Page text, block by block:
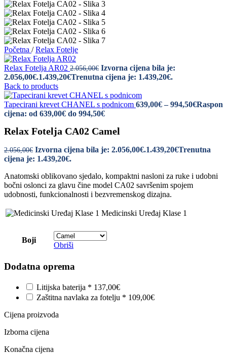
Početna / Relax Fotelje
Relax Fotelja AR02 2.056,00€ Izvorna cijena bila je:
2.056,00€.1.439,20€Trenutna cijena je: 1.439,20€.
Back to products
Tapecirani krevet CHANEL s podnicom 639,00€ – 994,50€Raspon
cijena: od 639,00€ do 994,50€
Relax Fotelja CA02 Camel
2.056,00€ Izvorna cijena bila je: 2.056,00€.1.439,20€Trenutna
cijena je: 1.439,20€.
Anatomski oblikovano sjedalo, kompaktni nasloni za ruke i udobni
bočni oslonci za glavu čine model CA02 savršenim spojem
udobnosti, funkcionalnosti i bezvremenskog dizajna.
Medicinski Uređaj Klase 1
Boji
Obriši
Dodatna oprema
Litijska baterija * 137,00€
Zaštitna navlaka za fotelju * 109,00€
Cijena proizvoda
Izborna cijena
Konačna cijena